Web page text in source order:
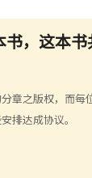
，这本
章之版权，而
排达成协议。